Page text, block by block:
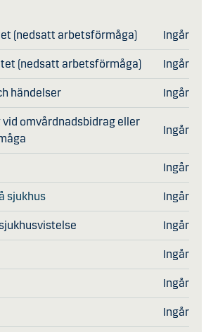
(nedsatt arbetsförmåga) Ingår
(nedsatt arbetsförmåga) Ingår
händelser Ingår
omvårdnadsbidrag eller
Ingår
Ingår
sjukhus Ingår
Ingår
Ingår
Ingår
Ingår